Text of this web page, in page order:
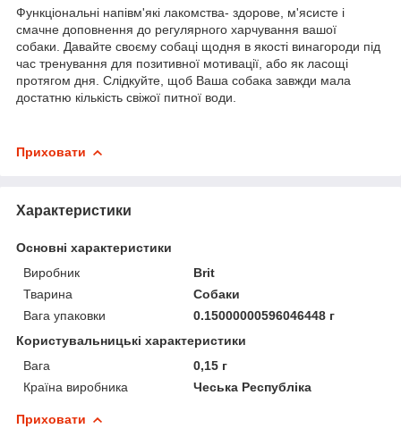
Функціональні напівм'які лакомства- здорове, м'ясисте і
смачне доповнення до регулярного харчування вашої
собаки. Давайте своєму собаці щодня в якості винагороди під
час тренування для позитивної мотивації, або як ласощі
протягом дня. Слідкуйте, щоб Ваша собака завжди мала
достатню кількість свіжої питної води.
Приховати
Характеристики
Основні характеристики
Виробник
Brit
Тварина
Собаки
Вага упаковки
0.15000000596046448 г
Користувальницькі характеристики
Вага
0,15 г
Країна виробника
Чеська Республіка
Приховати